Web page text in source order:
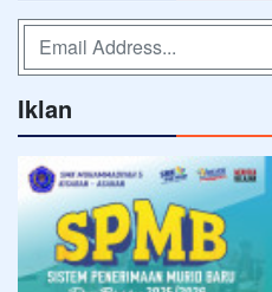
Iklan